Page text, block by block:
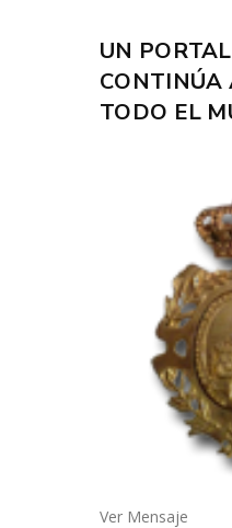
UN
CONTINÚA
TODO EL
Ver Mensaje